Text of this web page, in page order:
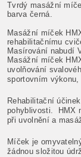
Tvrdý masážní
barva černá.
Masážní míček
rehabilitačnímu
Masírování nabudí
Masážní míček
uvolňování
sportovním
Rehabilitační
pohyblivosti. HMX
při uvolnění a
Míček je
žádnou složitou